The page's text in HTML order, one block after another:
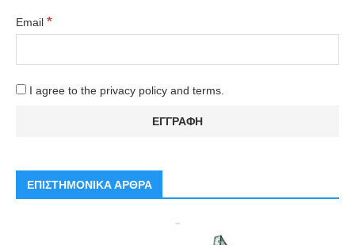
Email *
I agree to the privacy policy and terms.
ΕΠΙΣΤΗΜΟΝΙΚΑ ΑΡΘΡΑ